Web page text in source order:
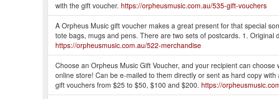
with the gift voucher. https://orpheusmusic.com.au/535-gift-vouchers
A Orpheus Music gift voucher makes a great present for that special
tote bags, mugs and pens. There are two sets of postcards. 1.
https://orpheusmusic.com.au/522-merchandise
Choose an Orpheus Music Gift Voucher, and your recipient can
online store! Can be e-mailed to them directly or sent as hard copy
gift vouchers from $25 to $50, $100 and $200. https://